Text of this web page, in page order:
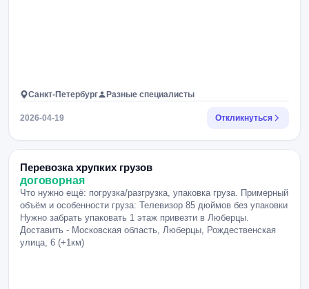
Санкт-Петербург Разные специалисты
2026-04-19 Откликнуться
Перевозка хрупких грузов
договорная
Что нужно ещё: погрузка/разгрузка, упаковка груза. Примерный
объём и особенности груза: Телевизор 85 дюймов без упаковки
Нужно забрать упаковать 1 этаж привезти в Люберцы.
Доставить - Московская область, Люберцы, Рождественская
улица, 6 (+1км)